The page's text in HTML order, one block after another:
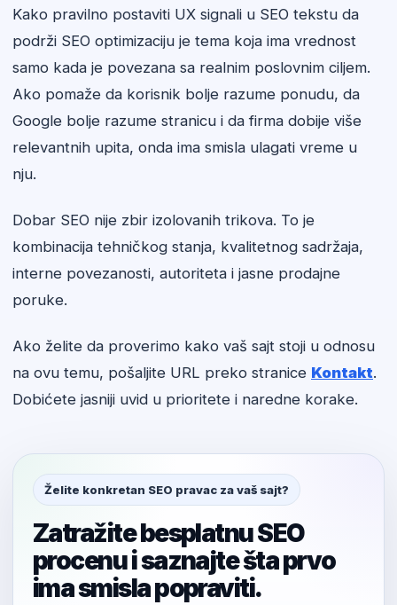
Kako pravilno postaviti UX signali u SEO tekstu da
podrži SEO optimizaciju je tema koja ima vrednost
samo kada je povezana sa realnim poslovnim ciljem.
Ako pomaže da korisnik bolje razume ponudu, da
Google bolje razume stranicu i da firma dobije više
relevantnih upita, onda ima smisla ulagati vreme u
nju.
Dobar SEO nije zbir izolovanih trikova. To je
kombinacija tehničkog stanja, kvalitetnog sadržaja,
interne povezanosti, autoriteta i jasne prodajne
poruke.
Ako želite da proverimo kako vaš sajt stoji u odnosu
na ovu temu, pošaljite URL preko stranice Kontakt.
Dobićete jasniji uvid u prioritete i naredne korake.
Želite konkretan SEO pravac za vaš sajt?
Zatražite besplatnu SEO
procenu i saznajte šta prvo
ima smisla popraviti.